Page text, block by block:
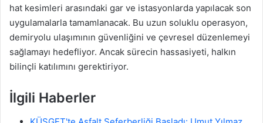
hat kesimleri arasındaki gar ve istasyonlarda yapılacak son
uygulamalarla tamamlanacak. Bu uzun soluklu operasyon,
demiryolu ulaşımının güvenliğini ve çevresel düzenlemeyi
sağlamayı hedefliyor. Ancak sürecin hassasiyeti, halkın
bilinçli katılımını gerektiriyor.
İlgili Haberler